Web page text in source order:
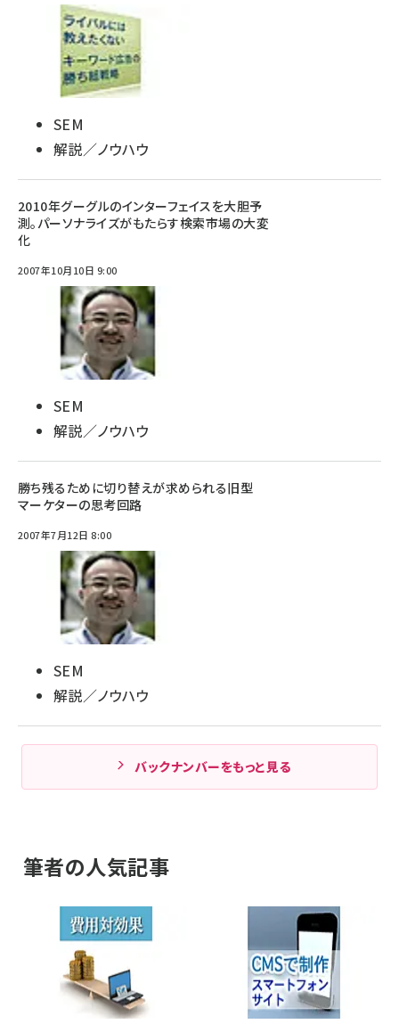
SEM
解説／ノウハウ
2010年グーグルのインターフェイスを大胆予
測。パーソナライズがもたらす検索市場の大変
化
2007年10月10日 9:00
SEM
解説／ノウハウ
勝ち残るために切り替えが求められる旧型
マーケターの思考回路
2007年7月12日 8:00
SEM
解説／ノウハウ
バックナンバーをもっと見る
筆者の人気記事